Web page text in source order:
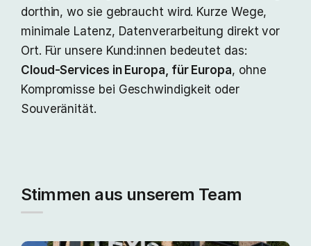
dorthin, wo sie gebraucht wird. Kurze Wege,
minimale Latenz, Datenverarbeitung direkt vor
Ort. Für unsere Kund:innen bedeutet das:
Cloud‑Services in Europa, für Europa, ohne
Kompromisse bei Geschwindigkeit oder
Souveränität.
Stimmen aus unserem Team